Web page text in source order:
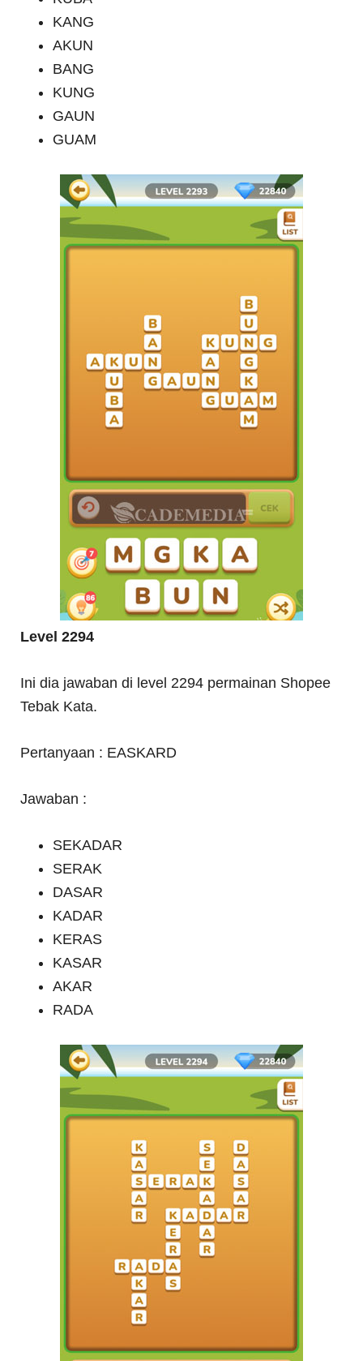
KANG
AKUN
BANG
KUNG
GAUN
GUAM
Level 2294
Ini dia jawaban di level 2294 permainan Shopee
Tebak Kata.
Pertanyaan : EASKARD
Jawaban :
SEKADAR
SERAK
DASAR
KADAR
KERAS
KASAR
AKAR
RADA